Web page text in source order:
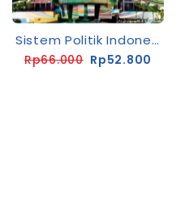
Sistem Politik Indonesia: Kritik Dan Solusi Sistem Politik Efektif
Rp66.000 Rp52.800